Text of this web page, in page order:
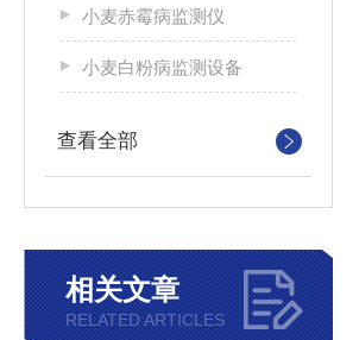
小麦赤霉病监测仪
小麦白粉病监测设备
查看全部
相关文章
RELATED ARTICLES